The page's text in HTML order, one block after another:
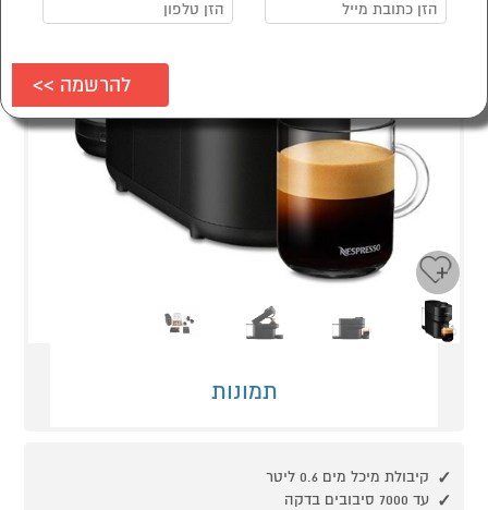
תמונות
קיבולת מיכל מים 0.6 ליטר
עד 7000 סיבובים בדקה